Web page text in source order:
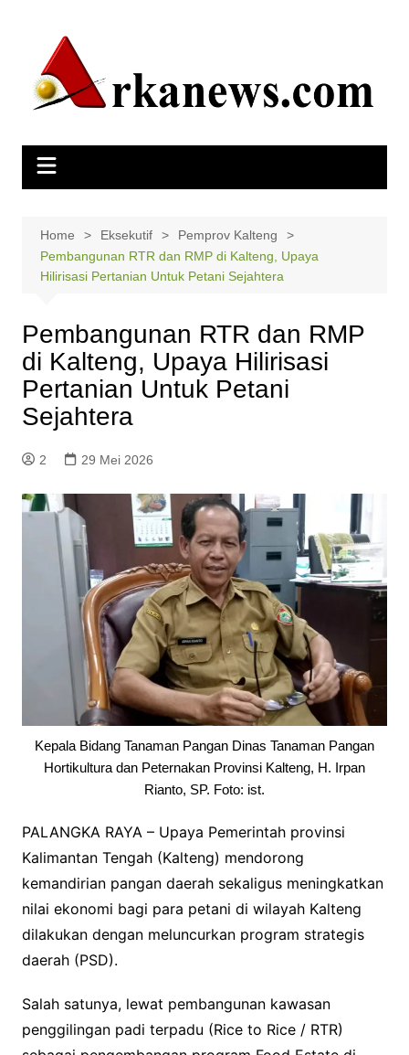
Home Eksekutif
Pemprov Kalteng
Pembangunan RTR dan RMP di Kalteng, Upaya
Hilirisasi Pertanian Untuk Petani Sejahtera
Pembangunan RTR dan RMP
di Kalteng, Upaya Hilirisasi
Pertanian Untuk Petani
Sejahtera
2 29 Mei 2026
Kepala Bidang Tanaman Pangan Dinas Tanaman Pangan
Hortikultura dan Peternakan Provinsi Kalteng, H. Irpan
Rianto, SP. Foto: ist.
PALANGKA RAYA – Upaya Pemerintah provinsi
Kalimantan Tengah (Kalteng) mendorong
kemandirian pangan daerah sekaligus meningkatkan
nilai ekonomi bagi para petani di wilayah Kalteng
dilakukan dengan meluncurkan program strategis
daerah (PSD).
Salah satunya, lewat pembangunan kawasan
penggilingan padi terpadu (Rice to Rice / RTR)